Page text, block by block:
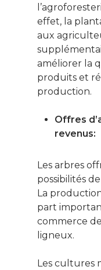
effet, la
aux
améliorer la
produits et
production.
Offres
revenus:
Les arbres
possibilités
La
part
commerce
ligneux.
Les cultures